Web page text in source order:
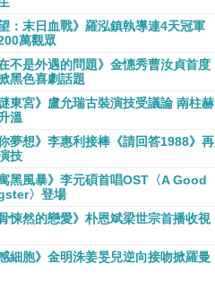
望：末日血戰》羅泓鎮執導連4天冠軍
萬觀眾
在不是外遇的問題》金憓秀曹汝貞首度
黑色喜劇話題
謎東宮》盧允瑞古裝演技受議論 南柱赫
溫
你夢想》李惠利接棒《請回答1988》再
技
寓黑風暴》李元碩首唱OST〈A Good
〉登場
骨悚然的戀愛》朴恩斌梁世宗首播收視
感細胞》金明洙姜旻兒逆向接吻掀羅曼